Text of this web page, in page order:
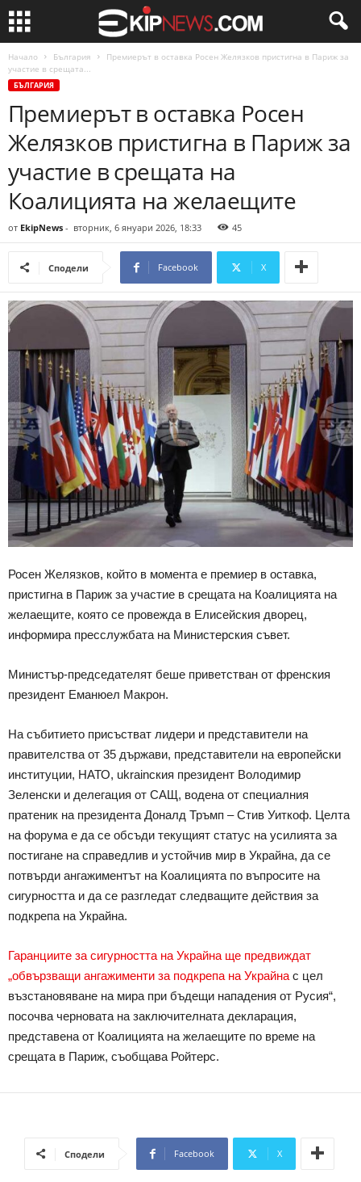
Начало България
Премиерът в оставка Росен Желязков пристигна в Париж за
участие в срещата...
БЪЛГАРИЯ
Премиерът в оставка Росен
Желязков пристигна в Париж за
участие в срещата на
Коалицията на желаещите
от EkipNews - вторник, 6 януари 2026, 18:33 45
Сподели Facebook X
Росен Желязков, който в момента е премиер в оставка,
пристигна в Париж за участие в срещата на Коалицията на
желаещите, която се провежда в Елисейския дворец,
информира пресслужбата на Министерския съвет.
Министър-председателят беше приветстван от френския
президент Еманюел Макрон.
На събитието присъстват лидери и представители на
правителства от 35 държави, представители на европейски
институции, НАТО, ukrainския президент Володимир
Зеленски и делегация от САЩ, водена от специалния
пратеник на президента Доналд Тръмп – Стив Уиткоф. Целта
на форума е да се обсъди текущият статус на усилията за
постигане на справедлив и устойчив мир в Украйна, да се
потвърди ангажиментът на Коалицията по въпросите на
сигурността и да се разгледат следващите действия за
подкрепа на Украйна.
Гаранциите за сигурността на Украйна ще предвиждат
„обвързващи ангажименти за подкрепа на Украйна с цел
възстановяване на мира при бъдещи нападения от Русия“,
посочва черновата на заключителната декларация,
представена от Коалицията на желаещите по време на
срещата в Париж, съобщава Ройтерс.
Сподели Facebook X